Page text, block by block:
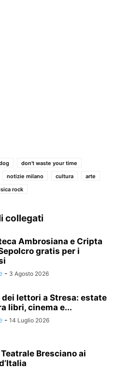
don't waste your time
notizie milano cultura
arte
rock
collegati
Ambrosiana e Cripta
gratis per i
- 3 Agosto 2026
dei lettori a Stresa: estate
libri, cinema e...
- 14 Luglio 2026
Bresciano ai